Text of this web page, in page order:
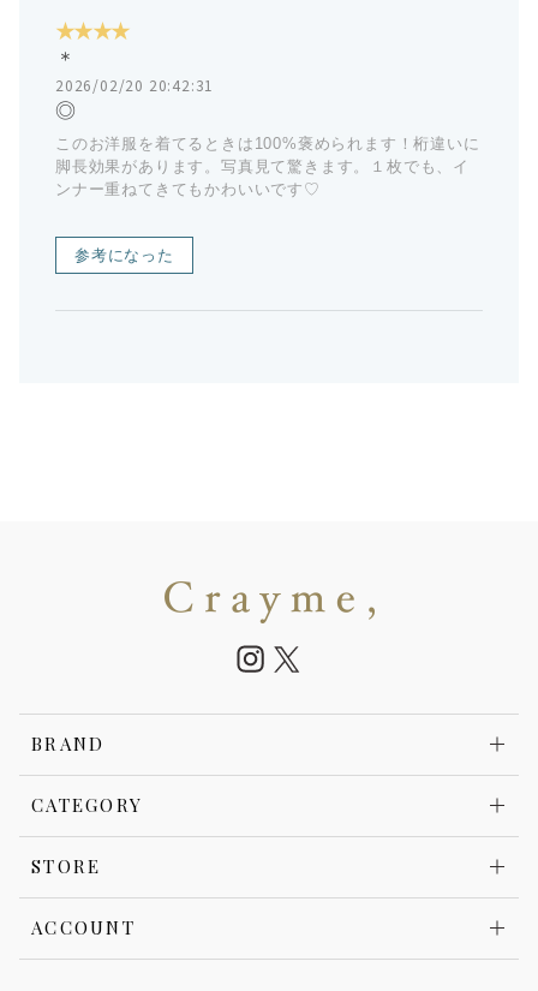
★★★★
＊
2026/02/20 20:42:31
◎
このお洋服を着てるときは100%褒められます！桁違いに
脚長効果があります。写真見て驚きます。１枚でも、イ
ンナー重ねてきてもかわいいです♡
参考になった
BRAND
CATEGORY
STORE
ACCOUNT